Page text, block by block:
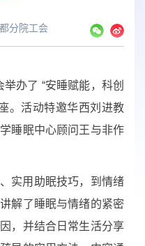
分院工会
办了 “安睡赋能，科创
。活动特邀华西刘进教
睡眠中心顾问王与非作
实用助眠技巧，到情绪
解了睡眠与情绪的紧密
，并结合日常生活分享